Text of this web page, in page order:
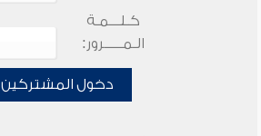
كـلـــمـة
الـمـــــرور:
دخول المشتركين